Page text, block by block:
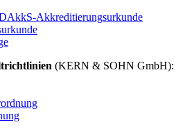
Akkreditierungsurkunde
(KERN & SOHN GmbH):